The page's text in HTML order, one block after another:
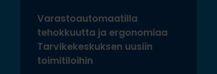
Varastoautomaatilla
tehokkuutta ja ergonomiaa
Tarvikekeskuksen uusiin
toimitiloihin